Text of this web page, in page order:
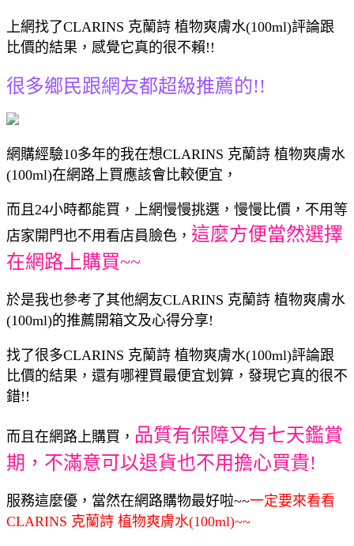
上網找了CLARINS 克蘭詩 植物爽膚水(100ml)評論跟
比價的結果，感覺它真的很不賴!!
很多鄉民跟網友都超級推薦的!!
網購經驗10多年的我在想CLARINS 克蘭詩 植物爽膚水
(100ml)在網路上買應該會比較便宜，
而且24小時都能買，上網慢慢挑選，慢慢比價，不用等
店家開門也不用看店員臉色， 這麼方便當然選擇
在網路上購買~~
於是我也參考了其他網友CLARINS 克蘭詩 植物爽膚水
(100ml)的推薦開箱文及心得分享!
找了很多CLARINS 克蘭詩 植物爽膚水(100ml)評論跟
比價的結果，還有哪裡買最便宜划算，發現它真的很不
錯!!
而且在網路上購買， 品質有保障又有七天鑑賞
期，不滿意可以退貨也不用擔心買貴!
服務這麼優，當然在網路購物最好啦~~一定要來看看
CLARINS 克蘭詩 植物爽膚水(100ml)~~